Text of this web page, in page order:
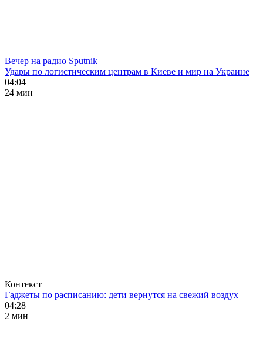
Вечер на радио Sputnik
Удары по логистическим центрам в Киеве и мир на Украине
04:04
24 мин
Контекст
Гаджеты по расписанию: дети вернутся на свежий воздух
04:28
2 мин